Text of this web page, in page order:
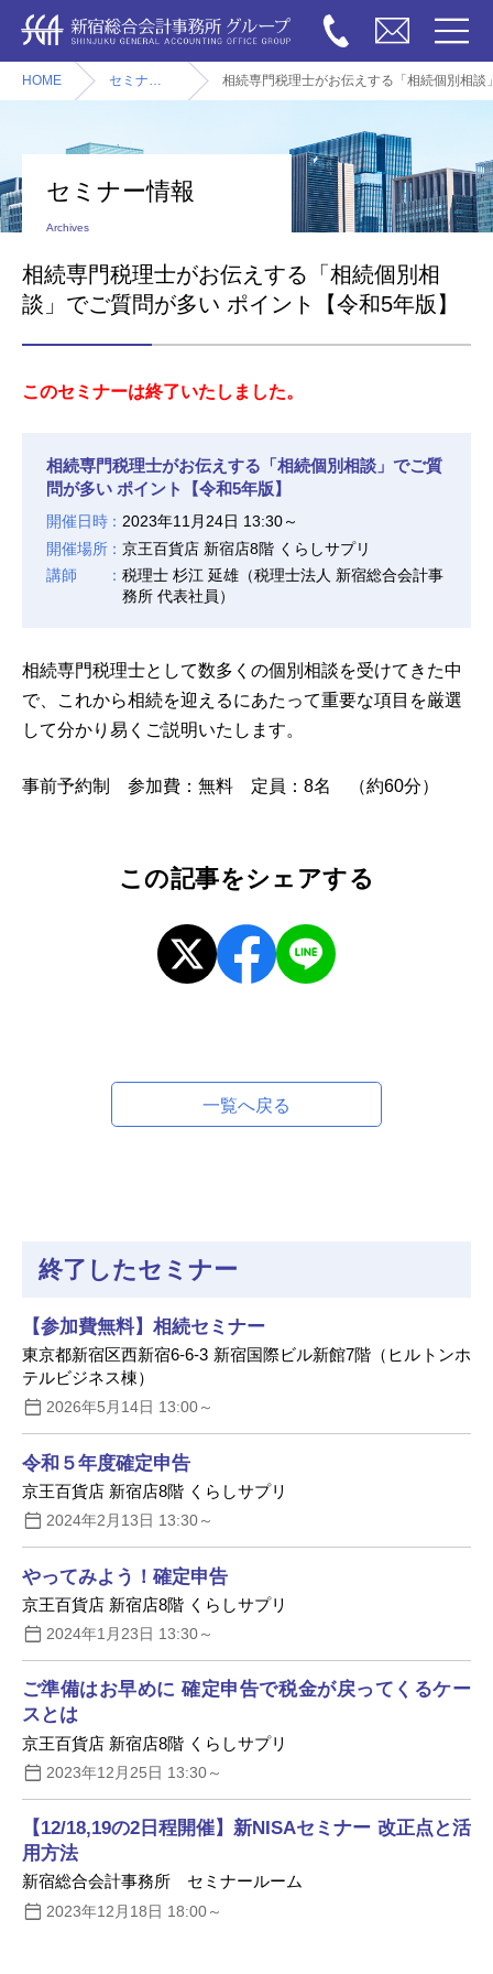
HOME セミナー情報 相続専門税理士がお伝えする「相続個別相
セミナー情報
Archives
相続専門税理士がお伝えする「相続個別相
談」でご質問が多い ポイント【令和5年版】
このセミナーは終了いたしました。
相続専門税理士がお伝えする「相続個別相談」でご質
問が多い ポイント【令和5年版】
開催日時
2023年11月24日 13:30～
開催場所
京王百貨店 新宿店8階 くらしサプリ
講師
税理士 杉江 延雄（税理士法人 新宿総合会計事
務所 代表社員）
相続専門税理士として数多くの個別相談を受けてきた中
で、これから相続を迎えるにあたって重要な項目を厳選
して分かり易くご説明いたします。
事前予約制 参加費：無料 定員：8名 （約60分）
この記事をシェアする
一覧へ戻る
終了したセミナー
【参加費無料】相続セミナー
東京都新宿区西新宿6-6-3 新宿国際ビル新館7階（ヒルトンホ
テルビジネス棟）
2026年5月14日 13:00～
令和５年度確定申告
京王百貨店 新宿店8階 くらしサプリ
2024年2月13日 13:30～
やってみよう！確定申告
京王百貨店 新宿店8階 くらしサプリ
2024年1月23日 13:30～
ご準備はお早めに 確定申告で税金が戻ってくるケー
スとは
京王百貨店 新宿店8階 くらしサプリ
2023年12月25日 13:30～
【12/18,19の2日程開催】新NISAセミナー 改正点と活
用方法
新宿総合会計事務所 セミナールーム
2023年12月18日 18:00～